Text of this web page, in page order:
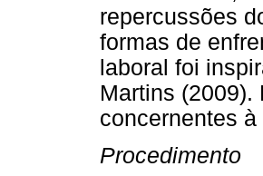
repercussões
formas de
laboral foi
Martins (2009).
concernentes
Procedimento